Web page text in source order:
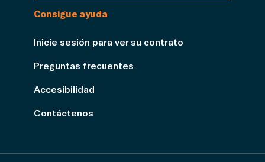
Consigue ayuda
Inicie sesión para ver su contrato
Preguntas frecuentes
Accesibilidad
Contáctenos